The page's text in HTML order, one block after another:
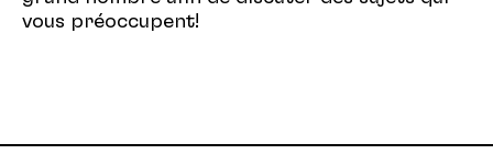
vous préoccupent!